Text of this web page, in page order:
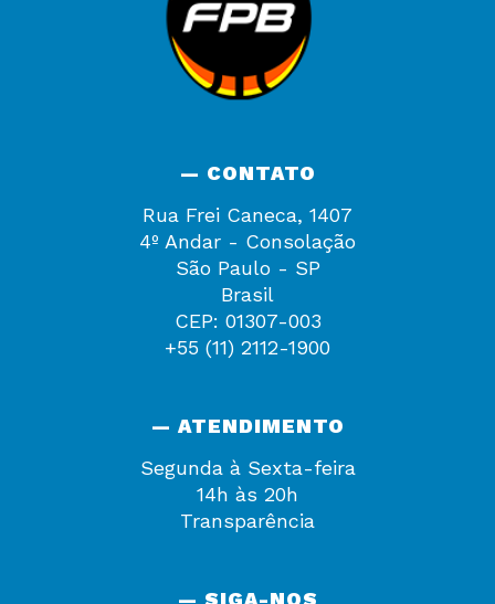
— CONTATO
Rua Frei Caneca, 1407
4º Andar - Consolação
São Paulo - SP
Brasil
CEP: 01307-003
+55 (11) 2112-1900
— ATENDIMENTO
Segunda à Sexta-feira
14h às 20h
Transparência
— SIGA-NOS